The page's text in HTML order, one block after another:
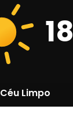
18
Céu Limpo